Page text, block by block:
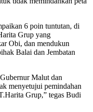
6 poin tuntutan, di
Grup yang
Obi, dan mendukun
Balai dan Jembatan
Malut dan
menyetujui pemindahan
Grup,” tegas Budi